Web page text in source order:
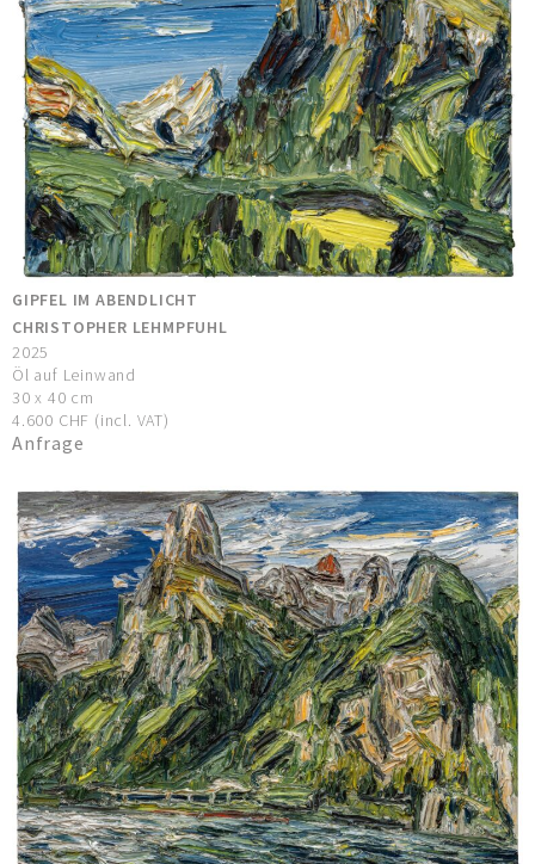
GIPFEL IM ABENDLICHT
CHRISTOPHER LEHMPFUHL
2025
Öl auf Leinwand
30 x 40 cm
4.600 CHF (incl. VAT)
Anfrage